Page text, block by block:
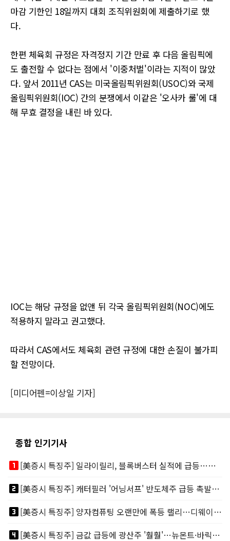
마감 기한인 18일까지 대회 조직위원회에 제출하기로 했
다.
한편 체육회 규정은 자격정지 기간 만료 후 다음 올림픽에
도 출전할 수 없다는 점에서 '이중처벌'이라는 지적이 많았
다. 앞서 2011년 CAS는 미국올림픽위원회(USOC)와 국제
올림픽위원회(IOC) 간의 분쟁에서 이같은 '오사카 룰'에 대
해 무효 결정을 내린 바 있다.
IOC는 해당 규정을 없앤 뒤 각국 올림픽위원회(NOC)에도
적용하지 말라고 권고했다.
따라서 CAS에서도 체육회 관련 규정에 대한 손질이 불가피
할 전망이다.
[미디어펜=이상일 기자]
종합 인기기사
looks_one
[美증시 특징주] 일라이릴리, 블록버스터 실적에 급등…마운자로 매출 폭발
looks_two
[美증시 특징주] 캐터필러 '어닝서프' 반도체주 급등 촉발…"AI 데이터센터 건설 강력"
looks_3
[美증시 특징주] 양자컴퓨팅 오랜만에 폭등 랠리…디웨이브·아이온큐 주도
looks_4
[美증시 특징주] 금값 급등에 광산주 '훨훨'…뉴몬트·바릭마이닝 주도